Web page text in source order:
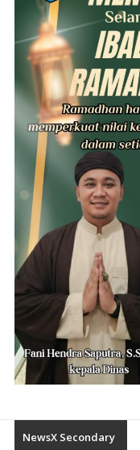
NewsX Secondary